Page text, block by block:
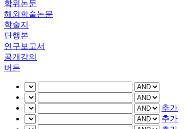
학위논문
해외학술논문
학술지
단행본
연구보고서
공개강의
버튼
추가
추가